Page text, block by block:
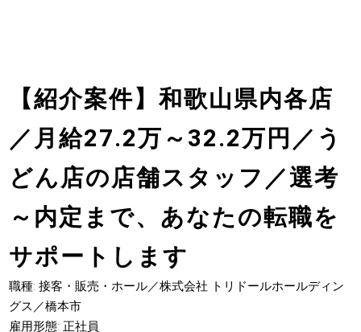
【紹介案件】和歌山県内各店
／月給27.2万～32.2万円／う
どん店の店舗スタッフ／選考
～内定まで、あなたの転職を
サポートします
職種: 接客・販売・ホール／株式会社 トリドールホールディン
グス／橋本市
雇用形態: 正社員